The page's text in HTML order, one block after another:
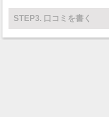
STEP3. 口コミを書く